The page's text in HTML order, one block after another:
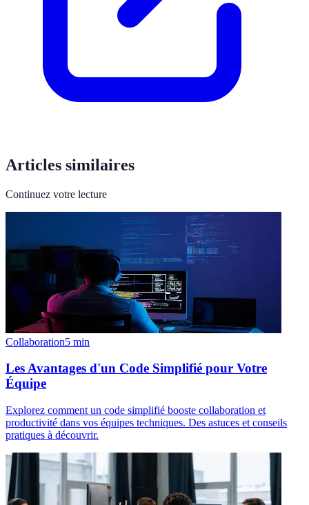
Articles similaires
Continuez votre lecture
Collaboration5 min
Les Avantages d'un Code Simplifié pour Votre
Équipe
Explorez comment un code simplifié booste collaboration et
productivité dans vos équipes techniques. Des astuces et conseils
pratiques à découvrir.